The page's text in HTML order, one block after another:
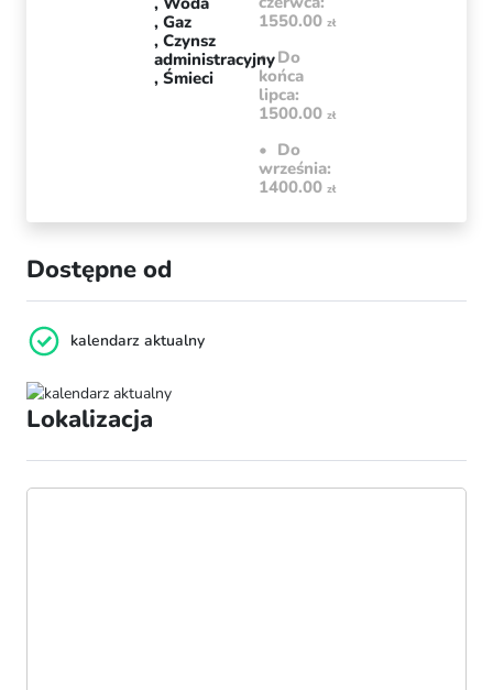
Gaz
Czynsz
administracyjny
Śmieci
1550.00 zł
Do
końca
lipca:
1500.00 zł
Do
września:
1400.00 zł
Dostępne od
kalendarz aktualny
Lokalizacja